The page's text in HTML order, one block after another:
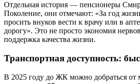
Отдельная история — пенсионеры
Поколение, они отмечают: «За год
просить внуков вести к врачу или в
дорогу». Это не просто экономия
поддержка качества жизни.
Транспортная доступность:
В 2025 году до ЖК можно добраться от